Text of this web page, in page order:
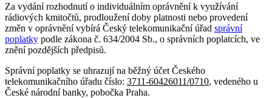
Za vydání rozhodnutí o individuálním oprávnění k využívání
rádiových kmitočtů, prodloužení doby platnosti nebo provedení
změn v oprávnění vybírá Český telekomunikační úřad správní
poplatky podle zákona č. 634/2004 Sb., o správních poplatcích, ve
znění pozdějších předpisů.
Správní poplatky se uhrazují na běžný účet Českého
telekomunikačního úřadu číslo: 3711-60426011/0710, vedeného u
České národní banky, pobočka Praha.